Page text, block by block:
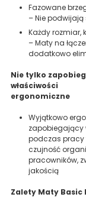
Fazowane
– Nie
Każdy rozmiar,
– Maty na
dodatkowo
Nie tylko
właściwości
ergonomiczne
Wyjątkowo
zapobiegający
podczas pracy
czujność
pracowników,
jakością
Zalety Maty Basic